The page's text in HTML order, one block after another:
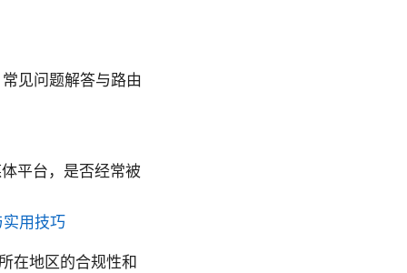
见问题解答与路由
平台，是否经常被
用技巧
在地区的合规性和